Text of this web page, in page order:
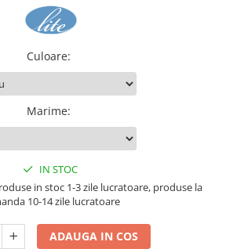
Culoare:
Marime:
IN STOC
in stoc 1-3 zile lucratoare, produse la
10-14 zile lucratoare
ADAUGA IN COS